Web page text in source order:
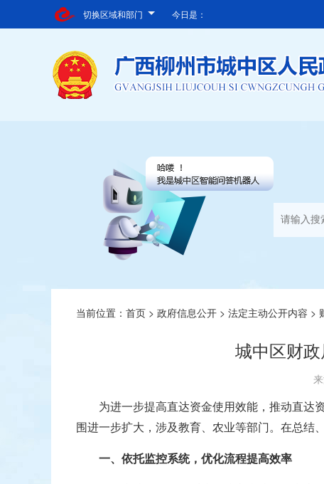
切换区域和部门 今日是：
当前位置： 首页 > 政府信息公开 > 法定主动公开内容 >
城中区财
为进一步提高直达资金使用效能，推动直达
围进一步扩大，涉及教育、农业等部门。在总结
一、依托监控系统，优化流程提高效率